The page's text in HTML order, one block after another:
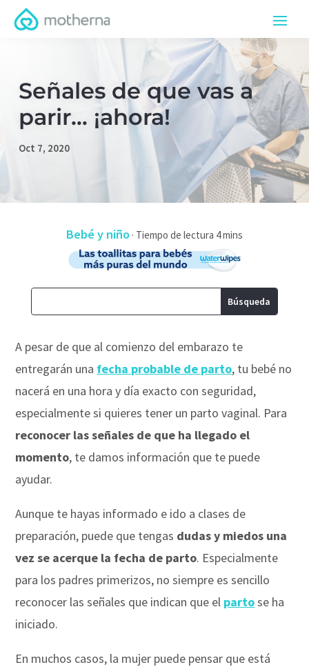
Señales de que vas a
parir… ¡ahora!
Oct 7, 2020
Bebé y niño ·
A pesar de que al comienzo del embarazo te
entregarán una fecha probable de parto, tu bebé no
nacerá en una hora y día exacto con seguridad,
especialmente si quieres tener un parto vaginal. Para
reconocer las señales de que ha llegado el
momento, te damos información que te puede
ayudar.
Aunque te hayas informado e ido a clases de
preparación, puede que tengas dudas y miedos una
vez se acerque la fecha de parto. Especialmente
para los padres primerizos, no siempre es sencillo
reconocer las señales que indican que el partose ha
iniciado.
En muchos casos, la mujer puede pensar que está